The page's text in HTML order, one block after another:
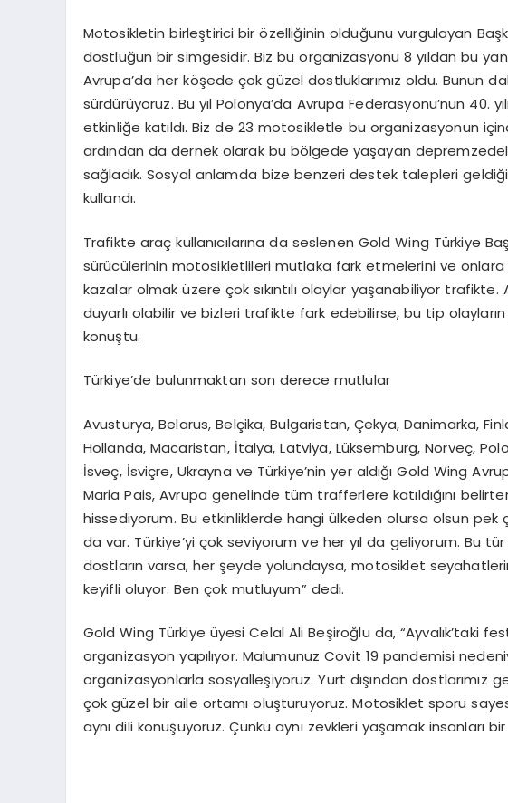
Motosikletin birleştirici bir özelliğinin olduğunu vurgulayan
dostluğun bir simgesidir. Biz bu organizasyonu 8 yıldan bu
Avrupa’da her köşede çok güzel dostluklarımız oldu. Bunun
sürdürüyoruz. Bu yıl Polonya’da Avrupa Federasyonu’nun 40.
etkinliğe katıldı. Biz de 23 motosikletle bu organizasyonun
ardından da dernek olarak bu bölgede yaşayan
sağladık. Sosyal anlamda bize benzeri destek talepleri
kullandı.
Trafikte araç kullanıcılarına da seslenen Gold Wing Türkiye
sürücülerinin motosikletlileri mutlaka fark etmelerini ve
kazalar olmak üzere çok sıkıntılı olaylar yaşanabiliyor
duyarlı olabilir ve bizleri trafikte fark edebilirse, bu tip
konuştu.
Türkiye’de bulunmaktan son derece mutlular
Avusturya, Belarus, Belçika, Bulgaristan, Çekya, Danimarka,
Hollanda, Macaristan, İtalya, Latviya, Lüksemburg, Norveç,
İsveç, İsviçre, Ukrayna ve Türkiye’nin yer aldığı Gold Wing
Maria Pais, Avrupa genelinde tüm trafferlere katıldığını
hissediyorum. Bu etkinliklerde hangi ülkeden olursa olsun pek
da var. Türkiye’yi çok seviyorum ve her yıl da geliyorum. Bu
dostların varsa, her şeyde yolundaysa, motosiklet
keyifli oluyor. Ben çok mutluyum” dedi.
Gold Wing Türkiye üyesi Celal Ali Beşiroğlu da, “Ayvalık’taki
organizasyon yapılıyor. Malumunuz Covit 19 pandemisi
organizasyonlarla sosyalleşiyoruz. Yurt dışından dostlarımız
çok güzel bir aile ortamı oluşturuyoruz. Motosiklet sporu
aynı dili konuşuyoruz. Çünkü aynı zevkleri yaşamak insanları